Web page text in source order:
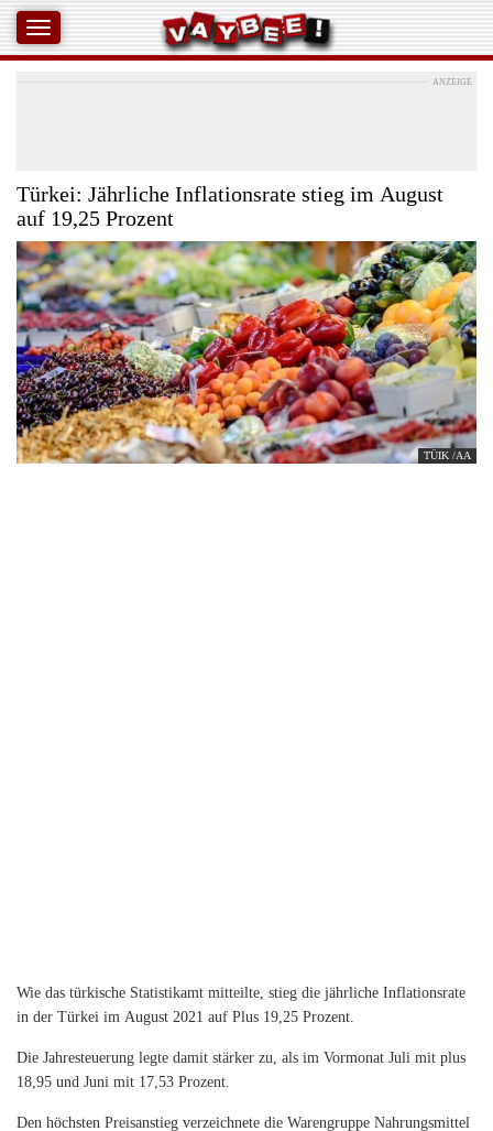
ANZEIGE
Türkei: Jährliche Inflationsrate stieg im August
auf 19,25 Prozent
TÜIK /AA
Wie das türkische Statistikamt mitteilte, stieg die jährliche Inflationsrate
in der Türkei im August 2021 auf Plus 19,25 Prozent.
Die Jahresteuerung legte damit stärker zu, als im Vormonat Juli mit plus
18,95 und Juni mit 17,53 Prozent.
Den höchsten Preisanstieg verzeichnete die Warengruppe Nahrungsmittel